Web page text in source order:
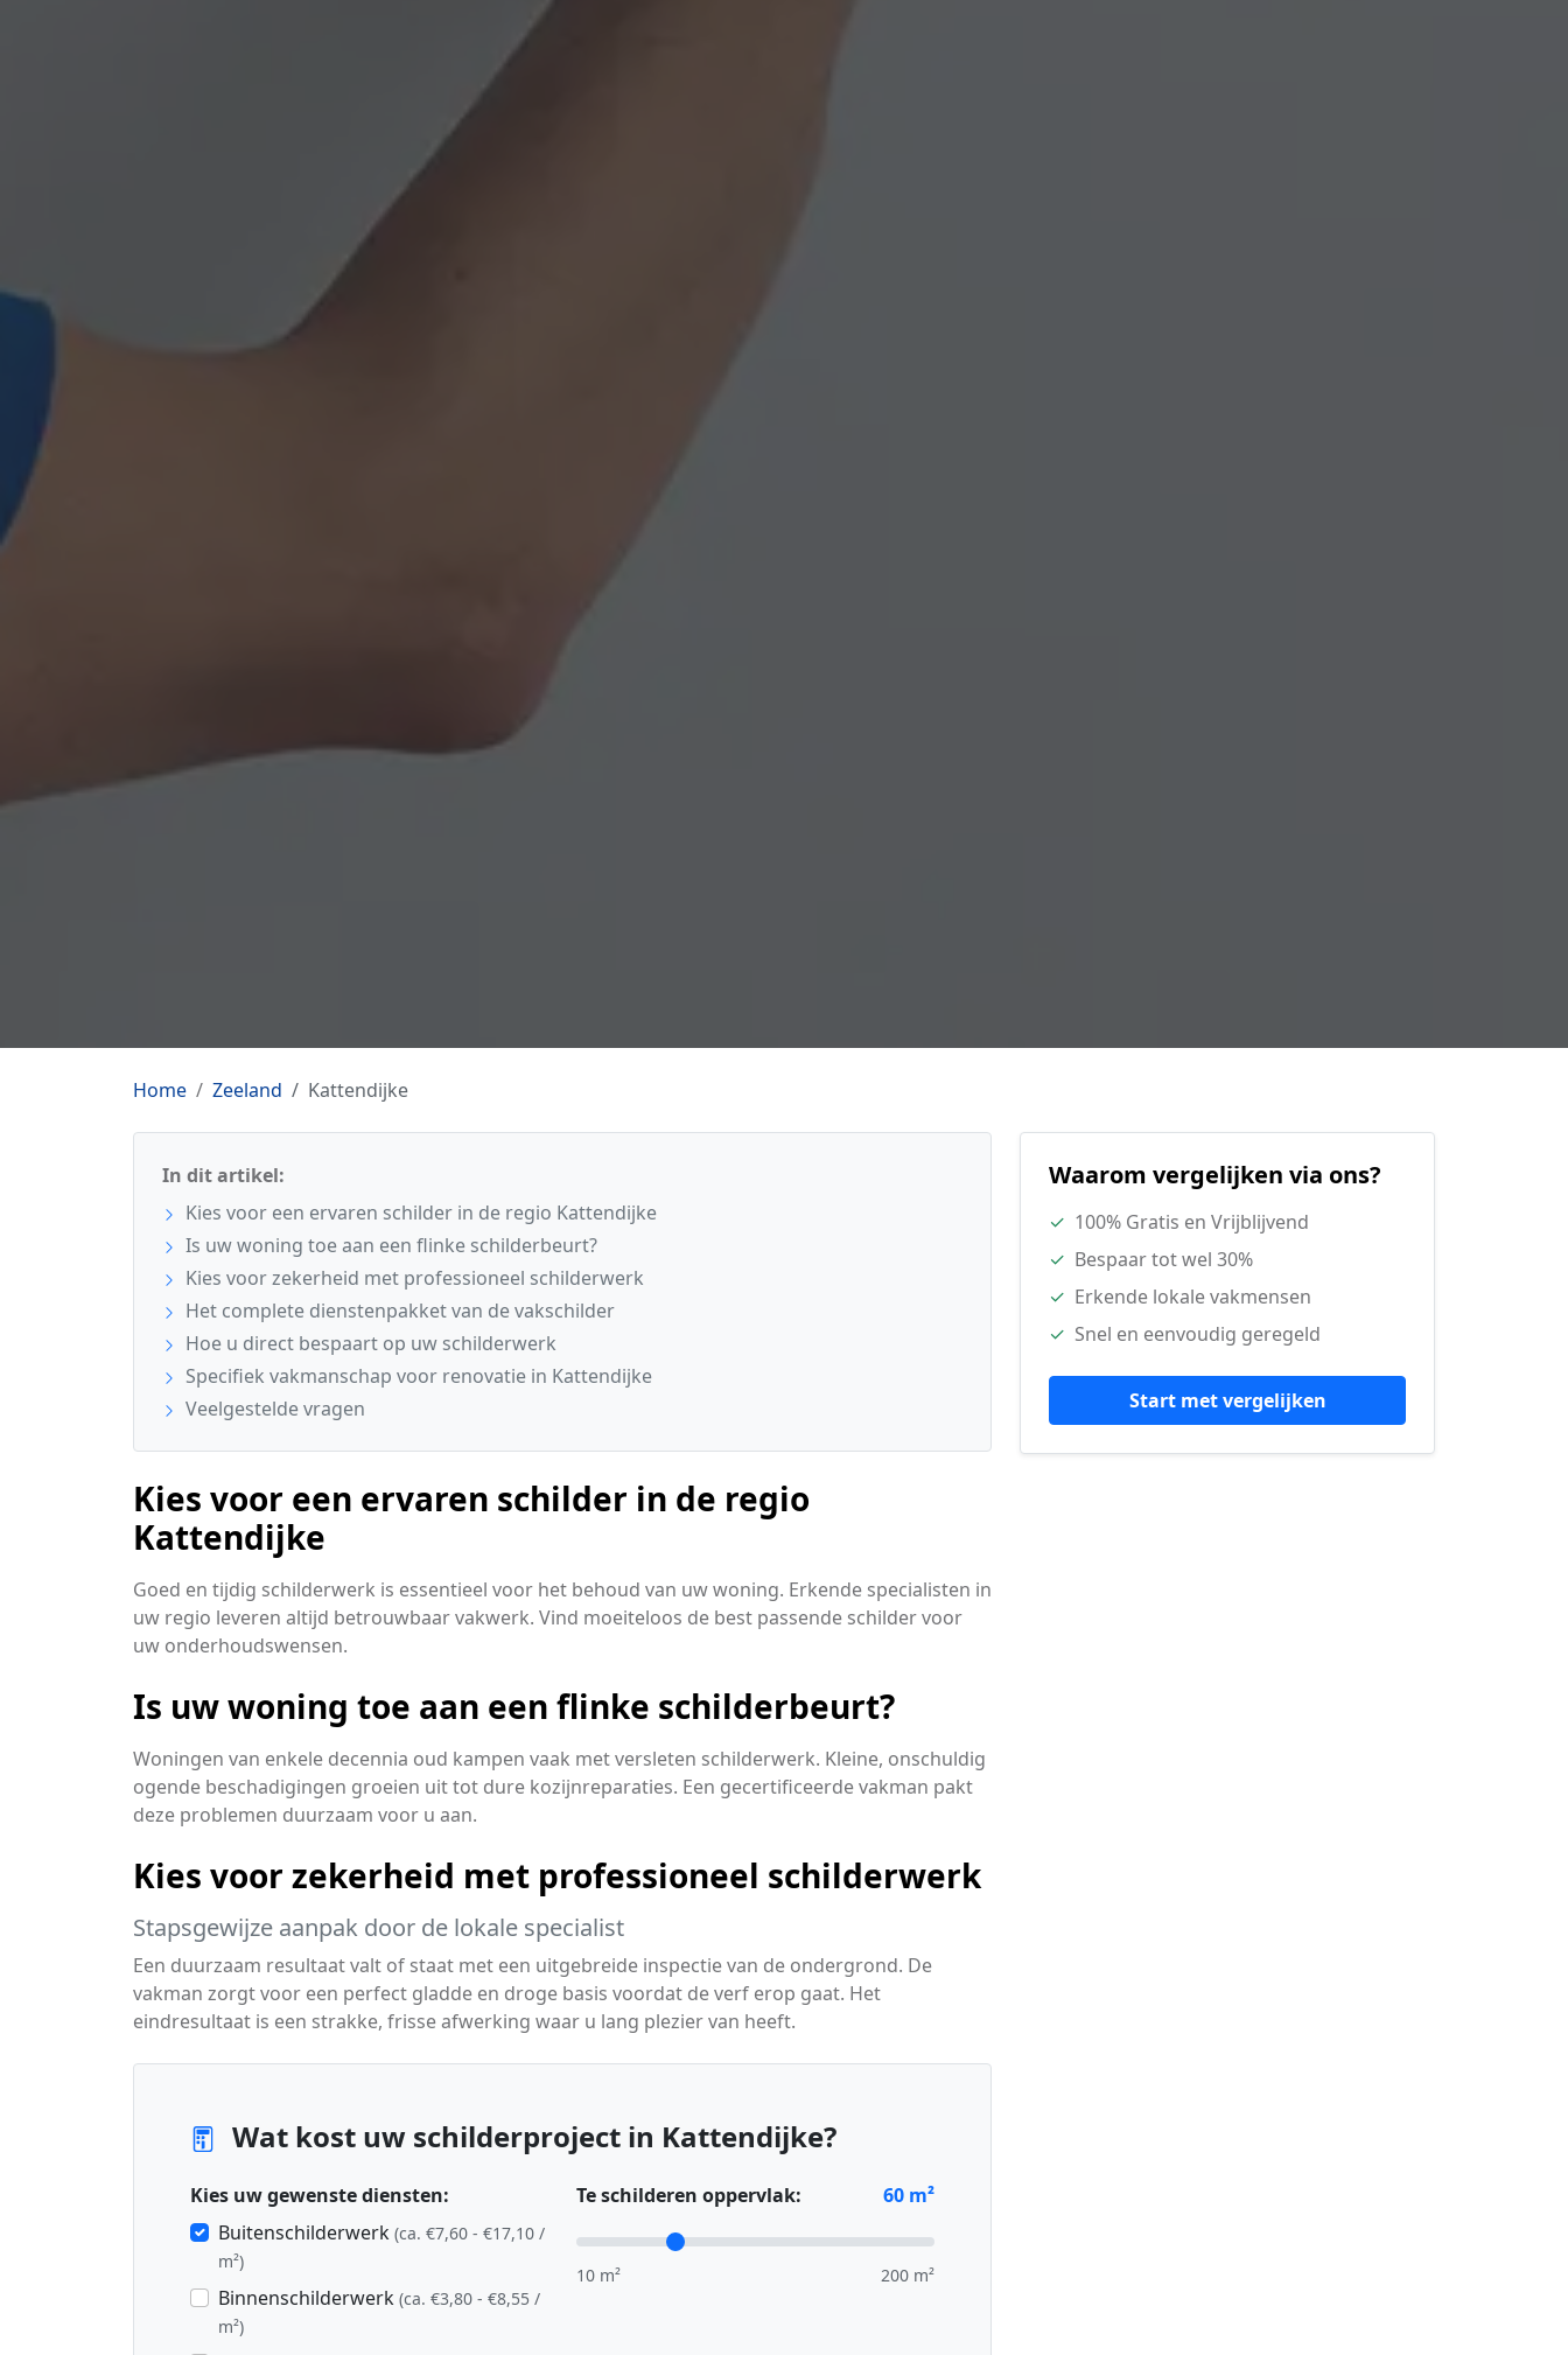
Home Zeeland Kattendijke
In dit artikel:
Kies voor een ervaren schilder in de regio Kattendijke
Is uw woning toe aan een flinke schilderbeurt?
Kies voor zekerheid met professioneel schilderwerk
Het complete dienstenpakket van de vakschilder
Hoe u direct bespaart op uw schilderwerk
Specifiek vakmanschap voor renovatie in Kattendijke
Veelgestelde vragen
Kies voor een ervaren schilder in de regio
Kattendijke
Goed en tijdig schilderwerk is essentieel voor het behoud van uw woning. Erkende specialisten in
uw regio leveren altijd betrouwbaar vakwerk. Vind moeiteloos de best passende schilder voor
uw onderhoudswensen.
Is uw woning toe aan een flinke schilderbeurt?
Woningen van enkele decennia oud kampen vaak met versleten schilderwerk. Kleine, onschuldig
ogende beschadigingen groeien uit tot dure kozijnreparaties. Een gecertificeerde vakman pakt
deze problemen duurzaam voor u aan.
Kies voor zekerheid met professioneel schilderwerk
Stapsgewijze aanpak door de lokale specialist
Een duurzaam resultaat valt of staat met een uitgebreide inspectie van de ondergrond. De
vakman zorgt voor een perfect gladde en droge basis voordat de verf erop gaat. Het
eindresultaat is een strakke, frisse afwerking waar u lang plezier van heeft.
Wat kost uw schilderproject in Kattendijke?
Kies uw gewenste diensten:
Buitenschilderwerk (ca. €7,60 - €17,10 /
m²)
Binnenschilderwerk (ca. €3,80 - €8,55 /
m²)
Te schilderen oppervlak: 60 m²
10 m² 200 m²
Waarom vergelijken via ons?
✓ 100% Gratis en Vrijblijvend
✓ Bespaar tot wel 30%
✓ Erkende lokale vakmensen
✓ Snel en eenvoudig geregeld
Start met vergelijken